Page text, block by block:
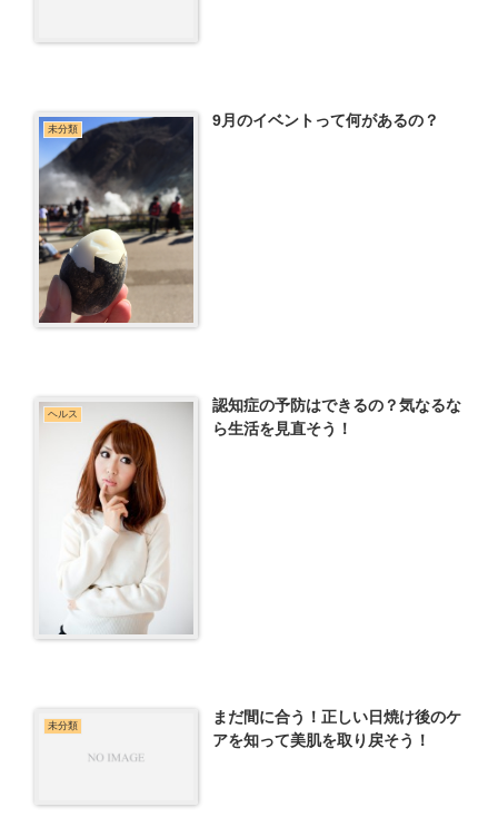
未分類 9月のイベントって何があるの？
ヘルス
認知症の予防はできるの？気なるな
ら生活を見直そう！
未分類
まだ間に合う！正しい日焼け後のケ
アを知って美肌を取り戻そう！